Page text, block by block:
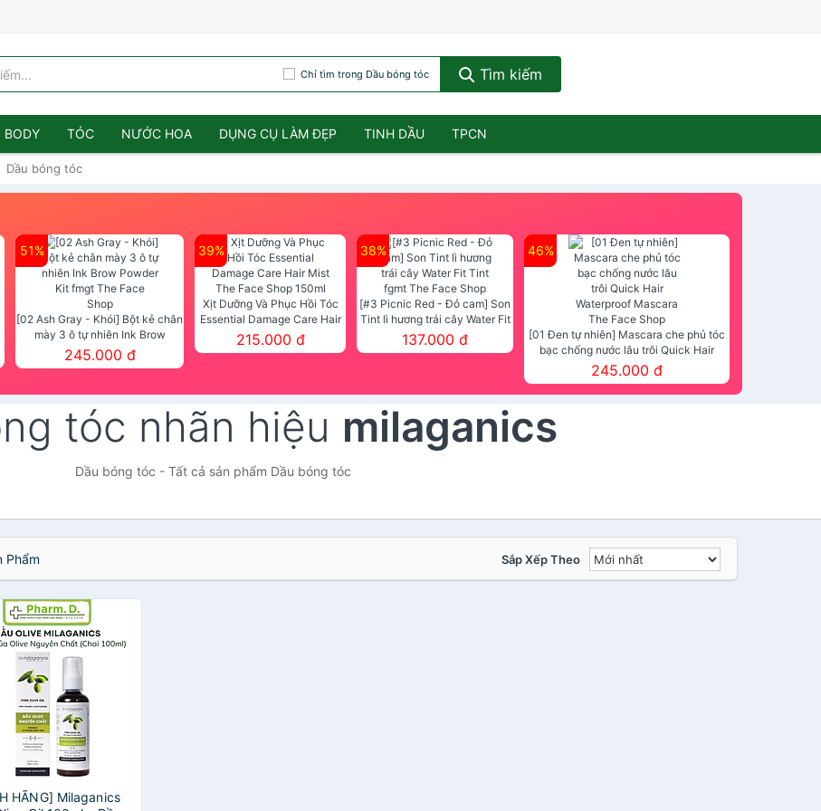
Chỉ tìm trong Dầu bóng tóc Tìm kiếm
BODY TÓC NƯỚC HOA DỤNG CỤ LÀM ĐẸP TINH DẦU TPCN
Dầu bóng tóc
51%
[02 Ash Gray - Khói] Bột kẻ chân
mày 3 ô tự nhiên Ink Brow
Powder Kit fmgt The Face Shop
245.000 đ
39%
Xịt Dưỡng Và Phục Hồi Tóc
Essential Damage Care Hair
Mist The Face Shop 150ml
215.000 đ
38%
[#3 Picnic Red - Đỏ cam] Son
Tint lì hương trái cây Water Fit
Tint fgmt The Face Shop
137.000 đ
46%
[01 Đen tự nhiên] Mascara che phủ tóc
bạc chống nước lâu trôi Quick Hair
Waterproof Mascara The Face Shop
245.000 đ
tóc nhãn hiệu milaganics
Dầu bóng tóc - Tất cả sản phẩm Dầu bóng tóc
Phẩm Sắp Xếp Theo
HÃNG] Milaganics